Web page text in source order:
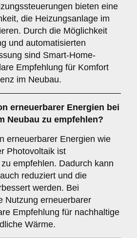
bieten eine
die Heizungsanlage im
Durch die Möglichkeit
und automatisierten
sind Smart-Home-
Empfehlung für Komfort
im Neubau.
erneuerbarer Energien bei
Neubau zu empfehlen?
erneuerbarer Energien wie
Photovoltaik ist
empfehlen. Dadurch kann
reduziert und die
werden. Bei
Nutzung erneuerbarer
Empfehlung für nachhaltige
Wärme.